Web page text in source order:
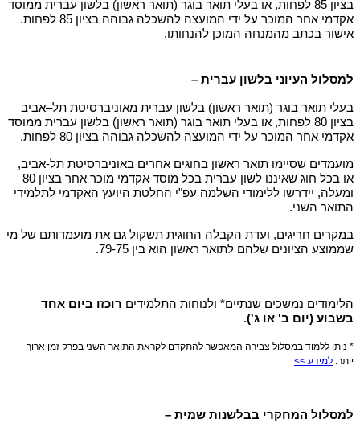
בציון 85 לפחות, או בעלי תואר בוגר (תואר ראשון) בלשון עברית ממוסד
אקדמי אחר המוכר על ידי המועצה להשכלה גבוהה בציון 85 לפחות.
אישור בכתב מהמנחה המוכן להנחותו.
למסלול העיוני בלשון עברית –
בעלי תואר בוגר (תואר ראשון) בלשון עברית מאוניברסיטת תל–אביב
בציון 80 לפחות, או בעלי תואר בוגר (תואר ראשון) בלשון עברית ממוסד
אקדמי אחר המוכר על ידי המועצה להשכלה גבוהה בציון 80 לפחות.
מועמדים שסיימו תואר ראשון בחוגים אחרים באוניברסיטת תל-אביב,
או בכל חוג שאיננו לשון עברית בכל מוסד אקדמי מוכר אחר בציון 80
ומעלה, יידרשו ללימודי השלמה עפ"י החלטת היועץ האקדמי לתלמידי
התואר השני.
במקרים חריגים, ועדת הקבלה החוגית תשקול גם את מועמדותם של מי
שממוצע הציונים שלהם לתואר ראשון הוא בין 79-75.
הלימודים נמשכים שנתיים* ולנוחות התלמידים רוכזו ביום אחד
בשבוע (יום ב' או ג').
* ניתן ללמוד במסלול צבירה המאפשר להתקדם לקראת התואר השני בפרק זמן ארוך
יותר. למידע >>
למסלול המחקרי בבלשנות שמית –